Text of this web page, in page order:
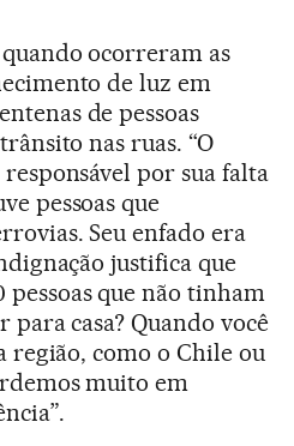
ocorreram as
de luz em
de pessoas
nas ruas. “O
por sua falta
pessoas que
Seu enfado era
justifica que
que não tinham
casa? Quando você
região, como o Chile ou
muito em